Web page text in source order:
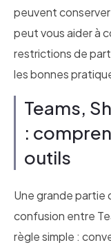
peuvent
peut vous aider à
restrictions de
les bonnes
Teams,
:
outils
Une grande partie
confusion entre
règle simple :